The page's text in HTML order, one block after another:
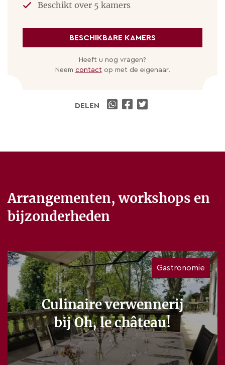
Beschikt over 5 kamers
BESCHIKBARE KAMERS
Heeft u nog vragen?
Neem contact op met de eigenaar.
DELEN
Arrangementen, workshops en
bijzonderheden
Gastronomie
Culinaire verwennerij
bij Oh, le château!